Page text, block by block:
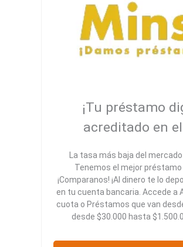
¡Tu préstamo
acreditado en
La tasa más baja del mercado
Tenemos el mejor préstamo
¡Comparanos! ¡Al dinero te lo
en tu cuenta bancaria. Accede a
cuota o Préstamos que van
desde $30.000 hasta